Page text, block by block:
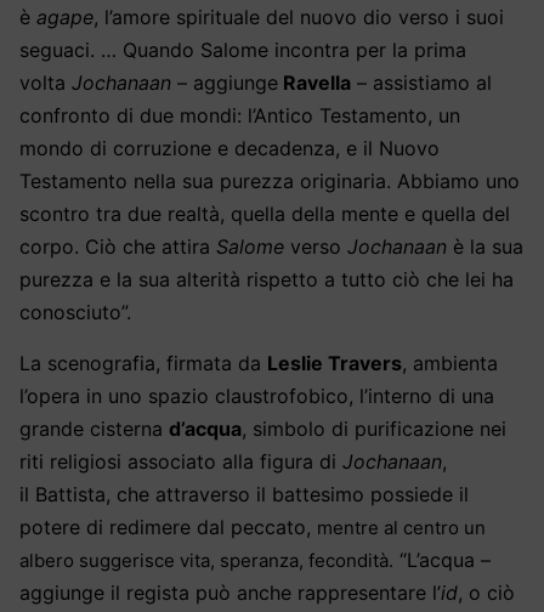
è agape, l’amore spirituale del nuovo dio verso i suoi
seguaci. … Quando Salome incontra per la prima
volta Jochanaan – aggiunge Ravella – assistiamo al
confronto di due mondi: l’Antico Testamento, un
mondo di corruzione e decadenza, e il Nuovo
Testamento nella sua purezza originaria. Abbiamo uno
scontro tra due realtà, quella della mente e quella del
corpo. Ciò che attira Salome verso Jochanaan è la sua
purezza e la sua alterità rispetto a tutto ciò che lei ha
conosciuto”.
La scenografia, firmata da Leslie Travers, ambienta
l’opera in uno spazio claustrofobico, l’interno di una
grande cisterna d’acqua, simbolo di purificazione nei
riti religiosi associato alla figura di Jochanaan,
il Battista, che attraverso il battesimo possiede il
potere di redimere dal peccato, mentre al centro un
albero suggerisce vita, speranza, fecondità. “L’acqua –
aggiunge il regista può anche rappresentare l’id, o ciò